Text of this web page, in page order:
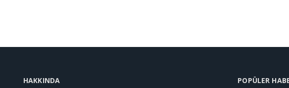
HAKKINDA POPÜLER